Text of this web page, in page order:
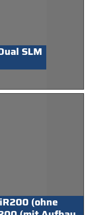
SLM
(ohne